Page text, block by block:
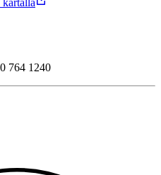
kartalla
764 1240